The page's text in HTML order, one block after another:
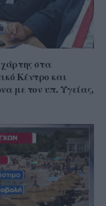
στα
Κέντρο και
με τον υπ. Υγείας,